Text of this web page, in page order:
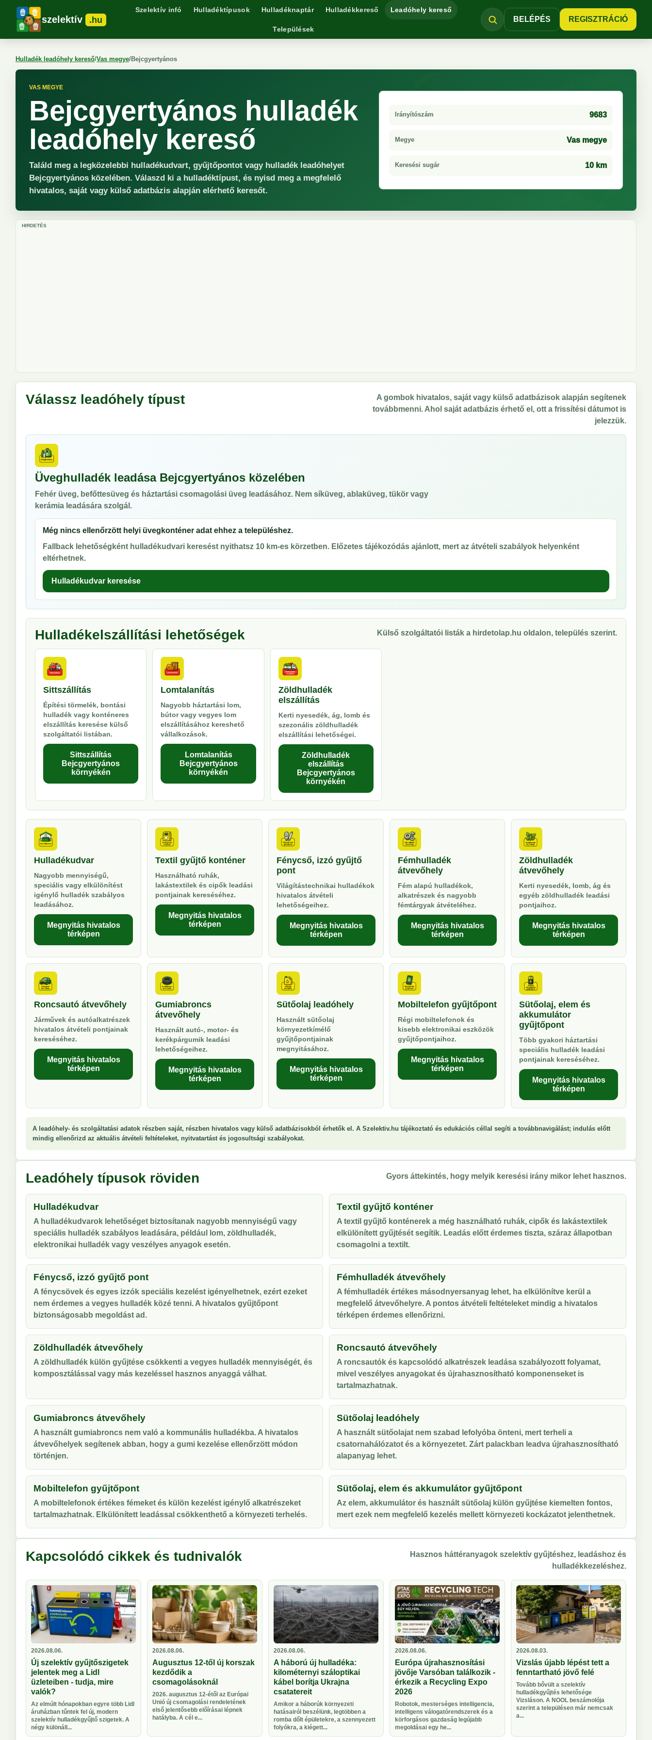
szelektív .hu
Szelektív infó Hulladéktípusok Hulladéknaptár Hulladékkereső Leadóhely kereső
Települések
BELÉPÉS REGISZTRÁCIÓ
Hulladék leadóhely kereső/Vas megye/Bejcgyertyános
VAS MEGYE
Bejcgyertyános hulladék
leadóhely kereső
Találd meg a legközelebbi hulladékudvart, gyűjtőpontot vagy hulladék leadóhelyet
Bejcgyertyános közelében. Válaszd ki a hulladéktípust, és nyisd meg a megfelelő
hivatalos, saját vagy külső adatbázis alapján elérhető keresőt.
Irányítószám 9683
Megye Vas megye
Keresési sugár 10 km
HIRDETÉS
Válassz leadóhely típust
A gombok hivatalos, saját vagy külső adatbázisok alapján segítenek
továbbmenni. Ahol saját adatbázis érhető el, ott a frissítési dátumot is
jelezzük.
Üveghulladék leadása Bejcgyertyános közelében
Fehér üveg, befőttesüveg és háztartási csomagolási üveg leadásához. Nem síküveg, ablaküveg, tükör vagy
kerámia leadására szolgál.
Még nincs ellenőrzött helyi üvegkonténer adat ehhez a településhez.
Fallback lehetőségként hulladékudvari keresést nyithatsz 10 km-es körzetben. Előzetes tájékozódás ajánlott, mert az átvételi szabályok helyenként
eltérhetnek.
Hulladékudvar keresése
Hulladékelszállítási lehetőségek Külső szolgáltatói listák a hirdetolap.hu oldalon, település szerint.
Sittszállítás
Építési törmelék, bontási
hulladék vagy konténeres
elszállítás keresése külső
szolgáltatói listában.
Sittszállítás
Bejcgyertyános
környékén
Lomtalanítás
Nagyobb háztartási lom,
bútor vagy vegyes lom
elszállításához kereshető
vállalkozások.
Lomtalanítás
Bejcgyertyános
környékén
Zöldhulladék
elszállítás
Kerti nyesedék, ág, lomb és
szezonális zöldhulladék
elszállítási lehetőségei.
Zöldhulladék
elszállítás
Bejcgyertyános
környékén
Hulladékudvar
Nagyobb mennyiségű,
speciális vagy elkülönítést
igénylő hulladék szabályos
leadásához.
Megnyitás hivatalos
térképen
Textil gyűjtő konténer
Használható ruhák,
lakástextilek és cipők leadási
pontjainak kereséséhez.
Megnyitás hivatalos
térképen
Fénycső, izzó gyűjtő
pont
Világítástechnikai hulladékok
hivatalos átvételi
lehetőségeihez.
Megnyitás hivatalos
térképen
Fémhulladék
átvevőhely
Fém alapú hulladékok,
alkatrészek és nagyobb
fémtárgyak átvételéhez.
Megnyitás hivatalos
térképen
Zöldhulladék
átvevőhely
Kerti nyesedék, lomb, ág és
egyéb zöldhulladék leadási
pontjaihoz.
Megnyitás hivatalos
térképen
Roncsautó átvevőhely
Járművek és autóalkatrészek
hivatalos átvételi pontjainak
kereséséhez.
Megnyitás hivatalos
térképen
Gumiabroncs
átvevőhely
Használt autó-, motor- és
kerékpárgumik leadási
lehetőségeihez.
Megnyitás hivatalos
térképen
Sütőolaj leadóhely
Használt sütőolaj
környezetkímélő
gyűjtőpontjainak
megnyitásához.
Megnyitás hivatalos
térképen
Mobiltelefon gyűjtőpont
Régi mobiltelefonok és
kisebb elektronikai eszközök
gyűjtőpontjaihoz.
Megnyitás hivatalos
térképen
Sütőolaj, elem és
akkumulátor
gyűjtőpont
Több gyakori háztartási
speciális hulladék leadási
pontjainak kereséséhez.
Megnyitás hivatalos
térképen
A leadóhely- és szolgáltatási adatok részben saját, részben hivatalos vagy külső adatbázisokból érhetők el. A Szelektiv.hu tájékoztató és edukációs céllal segíti a továbbnavigálást; indulás előtt
mindig ellenőrizd az aktuális átvételi feltételeket, nyitvatartást és jogosultsági szabályokat.
Leadóhely típusok röviden Gyors áttekintés, hogy melyik keresési irány mikor lehet hasznos.
Hulladékudvar
A hulladékudvarok lehetőséget biztosítanak nagyobb mennyiségű vagy
speciális hulladék szabályos leadására, például lom, zöldhulladék,
elektronikai hulladék vagy veszélyes anyagok esetén.
Textil gyűjtő konténer
A textil gyűjtő konténerek a még használható ruhák, cipők és lakástextilek
elkülönített gyűjtését segítik. Leadás előtt érdemes tiszta, száraz állapotban
csomagolni a textilt.
Fénycső, izzó gyűjtő pont
A fénycsövek és egyes izzók speciális kezelést igényelhetnek, ezért ezeket
nem érdemes a vegyes hulladék közé tenni. A hivatalos gyűjtőpont
biztonságosabb megoldást ad.
Fémhulladék átvevőhely
A fémhulladék értékes másodnyersanyag lehet, ha elkülönítve kerül a
megfelelő átvevőhelyre. A pontos átvételi feltételeket mindig a hivatalos
térképen érdemes ellenőrizni.
Zöldhulladék átvevőhely
A zöldhulladék külön gyűjtése csökkenti a vegyes hulladék mennyiségét, és
komposztálással vagy más kezeléssel hasznos anyaggá válhat.
Roncsautó átvevőhely
A roncsautók és kapcsolódó alkatrészek leadása szabályozott folyamat,
mivel veszélyes anyagokat és újrahasznosítható komponenseket is
tartalmazhatnak.
Gumiabroncs átvevőhely
A használt gumiabroncs nem való a kommunális hulladékba. A hivatalos
átvevőhelyek segítenek abban, hogy a gumi kezelése ellenőrzött módon
történjen.
Sütőolaj leadóhely
A használt sütőolajat nem szabad lefolyóba önteni, mert terheli a
csatornahálózatot és a környezetet. Zárt palackban leadva újrahasznosítható
alapanyag lehet.
Mobiltelefon gyűjtőpont
A mobiltelefonok értékes fémeket és külön kezelést igénylő alkatrészeket
tartalmazhatnak. Elkülönített leadással csökkenthető a környezeti terhelés.
Sütőolaj, elem és akkumulátor gyűjtőpont
Az elem, akkumulátor és használt sütőolaj külön gyűjtése kiemelten fontos,
mert ezek nem megfelelő kezelés mellett környezeti kockázatot jelenthetnek.
Kapcsolódó cikkek és tudnivalók
Hasznos háttéranyagok szelektív gyűjtéshez, leadáshoz és
hulladékkezeléshez.
2026.08.06.
Új szelektív gyűjtőszigetek
jelentek meg a Lidl
üzleteiben - tudja, mire
valók?
Az elmúlt hónapokban egyre több Lidl
áruházban tűntek fel új, modern
szelektív hulladékgyűjtő szigetek. A
négy különáll...
2026.08.06.
Augusztus 12-től új korszak
kezdődik a
csomagolásoknál
2026. augusztus 12-étől az Európai
Unió új csomagolási rendeletének
első jelentősebb előírásai lépnek
hatályba. A cél e...
2026.08.06.
A háború új hulladéka:
kilométernyi száloptikai
kábel borítja Ukrajna
csatatereit
Amikor a háborúk környezeti
hatásairól beszélünk, legtöbben a
romba dőlt épületekre, a szennyezett
folyókra, a kiégett...
2026.08.06.
Európa újrahasznosítási
jövője Varsóban találkozik -
érkezik a Recycling Expo
2026
Robotok, mesterséges intelligencia,
intelligens válogatórendszerek és a
körforgásos gazdaság legújabb
megoldásai egy he...
2026.08.03.
Vizslás újabb lépést tett a
fenntartható jövő felé
Tovább bővült a szelektív
hulladékgyűjtés lehetősége
Vizsláson. A NOOL beszámolója
szerint a településen már nemcsak
a...